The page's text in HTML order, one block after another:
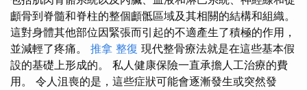
顱骨到脊髓和脊柱的整個顱骶區域及其相關的結構和組織。
這對身體其他部位因緊張而引起的不適產生了積極的作用，
並減輕了疼痛。 推拿 整復 現代整骨療法就是在這些基本假
設的基礎上形成的。 私人健康保險一直承擔人工治療的費
用。 令人沮喪的是，這些症狀可能會逐漸發生或突然發